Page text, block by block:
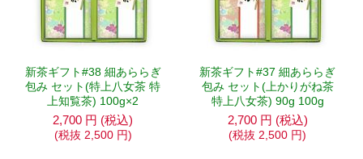
新茶ギフト#38 細あららぎ
包み セット(特上八女茶 特
上知覧茶) 100g×2
2,700 円 (税込)
(税抜 2,500 円)
新茶ギフト#37 細あららぎ
包み セット(上かりがね茶
特上八女茶) 90g 100g
2,700 円 (税込)
(税抜 2,500 円)